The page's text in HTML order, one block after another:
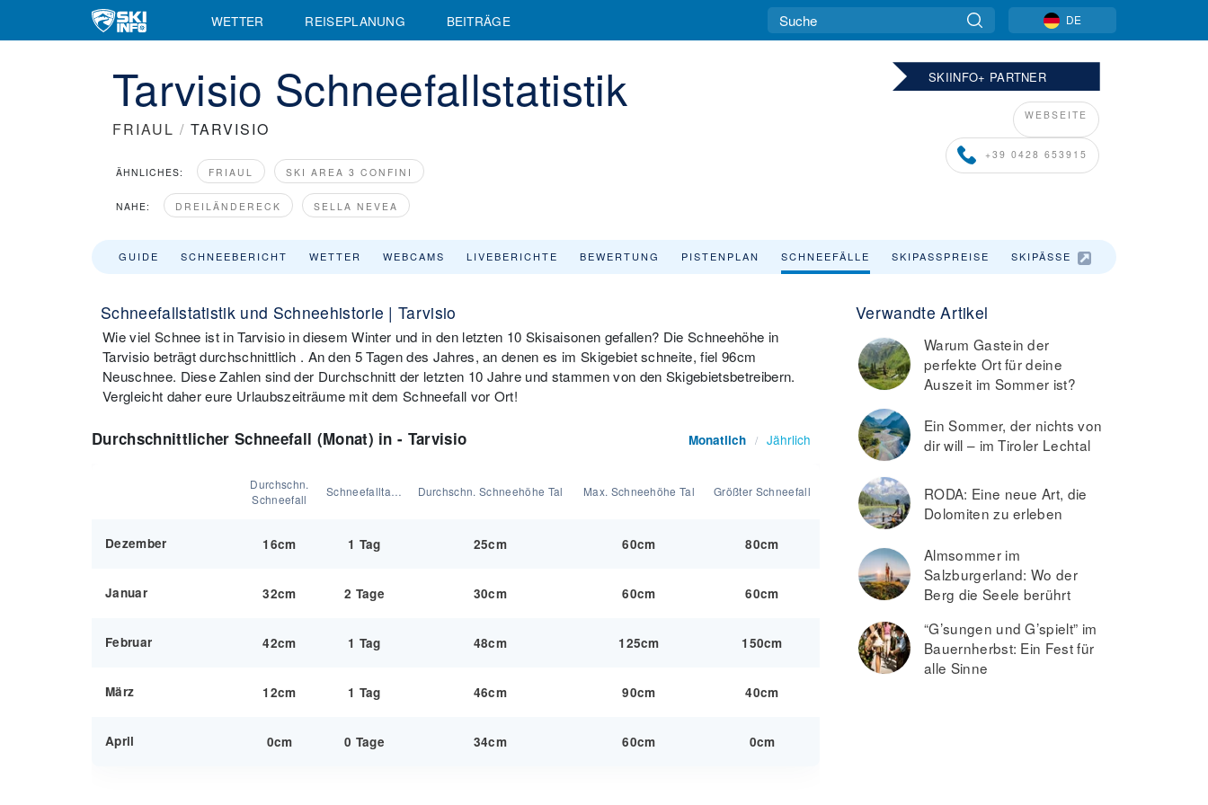
WETTER REISEPLANUNG BEITRÄGE DE
SKIINFO+ PARTNER
WEBSEITE
+39 0428 653915
Tarvisio Schneefallstatistik
FRIAUL / TARVISIO
ÄHNLICHES: FRIAUL SKI AREA 3 CONFINI
NAHE: DREILÄNDERECK SELLA NEVEA
GUIDE SCHNEEBERICHT WETTER WEBCAMS LIVEBERICHTE BEWERTUNG PISTENPLAN SCHNEEFÄLLE SKIPASSPREISE SKIPÄSSE
Schneefallstatistik und Schneehistorie | Tarvisio
Wie viel Schnee ist in Tarvisio in diesem Winter und in den letzten 10 Skisaisonen gefallen? Die Schneehöhe in
Tarvisio beträgt durchschnittlich . An den 5 Tagen des Jahres, an denen es im Skigebiet schneite, fiel 96cm
Neuschnee. Diese Zahlen sind der Durchschnitt der letzten 10 Jahre und stammen von den Skigebietsbetreibern.
Vergleicht daher eure Urlaubszeiträume mit dem Schneefall vor Ort!
Durchschnittlicher Schneefall (Monat) in - Tarvisio Monatlich / Jährlich
Durchschn.
Schneefall
Schneefalltage: Durchschn. Schneehöhe Tal Max. Schneehöhe Tal Größter Schneefall
Dezember 16cm 1 Tag 25cm 60cm 80cm
Januar 32cm 2 Tage 30cm 60cm 60cm
Februar 42cm 1 Tag 48cm 125cm 150cm
März 12cm 1 Tag 46cm 90cm 40cm
April 0cm 0 Tage 34cm 60cm 0cm
Verwandte Artikel
Warum Gastein der
perfekte Ort für deine
Auszeit im Sommer ist?
Ein Sommer, der nichts von
dir will – im Tiroler Lechtal
RODA: Eine neue Art, die
Dolomiten zu erleben
Almsommer im
Salzburgerland: Wo der
Berg die Seele berührt
“G’sungen und G’spielt” im
Bauernherbst: Ein Fest für
alle Sinne